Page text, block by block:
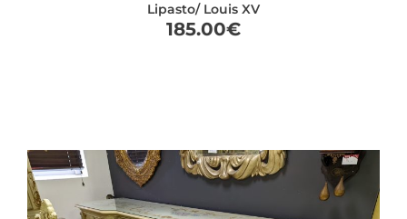
Lipasto/ Louis XV
185.00€